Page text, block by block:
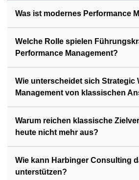
Was ist modernes Performance
Welche Rolle spielen
Performance Management?
Wie unterscheidet sich Strategic
Management von klassischen
Warum reichen klassische
heute nicht mehr aus?
Wie kann Harbinger Consulting
unterstützen?